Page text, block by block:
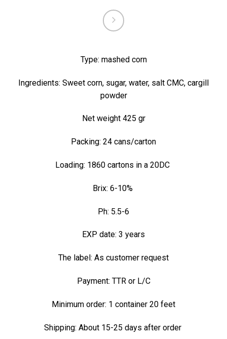
Type: mashed corn
Ingredients: Sweet corn, sugar, water, salt CMC, cargill
powder
Net weight 425 gr
Packing: 24 cans/carton
Loading: 1860 cartons in a 20DC
Brix: 6-10%
Ph: 5.5-6
EXP date: 3 years
The label: As customer request
Payment: TTR or L/C
Minimum order: 1 container 20 feet
Shipping: About 15-25 days after order